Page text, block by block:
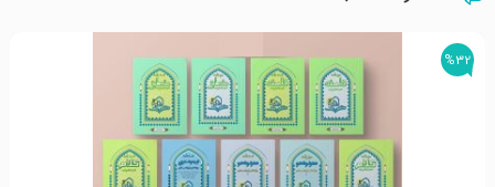
%32